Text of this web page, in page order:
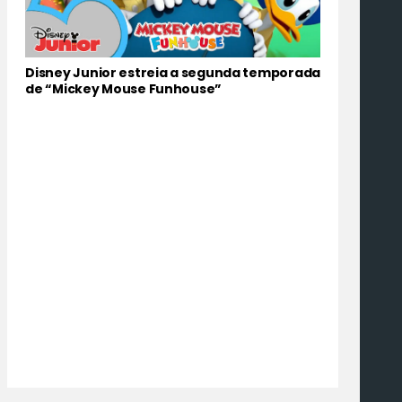
Disney Junior estreia a segunda temporada
de “Mickey Mouse Funhouse”